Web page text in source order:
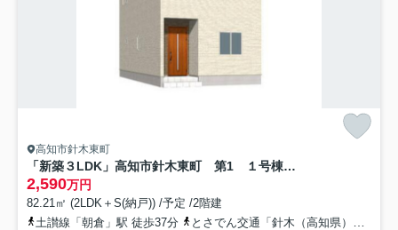
高知市針木東町
「新築３LDK」高知市針木東町 第1 １号棟 新築戸建
2,590万円
82.21㎡ (2LDK＋S(納戸)) /予定 /2階建
土讃線「朝倉」駅 徒歩37分
とさでん交通「針木（高知県）」バス停下車 徒歩3分